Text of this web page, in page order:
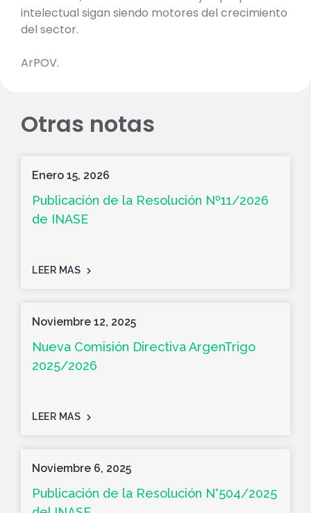
intelectual sigan siendo motores del crecimiento
del sector.
ArPOV.
Otras notas
Enero 15, 2026
Publicación de la Resolución Nº11/2026
de INASE
LEER MAS
Noviembre 12, 2025
Nueva Comisión Directiva ArgenTrigo
2025/2026
LEER MAS
Noviembre 6, 2025
Publicación de la Resolución N°504/2025